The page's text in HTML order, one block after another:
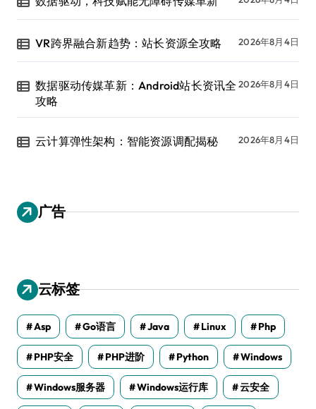
VR跨界融合新趋势：站长资源全攻略 2026年8月4日
数据驱动传媒革新：Android站长资讯全
攻略
2026年8月4日
云计算弹性架构：智能资源调配揭秘 2026年8月4日
广告
云标签
Asp Go语言 Java Linux Php
PHP安全 PHP进阶 Python Windows
Windows服务器 Windows运行库 云安全